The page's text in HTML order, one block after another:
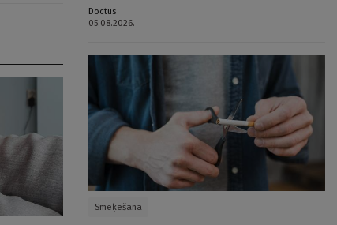
Doctus
05.08.2026.
Smēķēšana